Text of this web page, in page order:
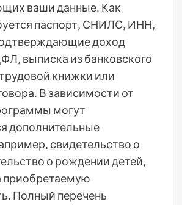
ваши данные․ Как
паспорт‚ СНИЛС‚ ИНН‚
доход
выписка из банковского
трудовой книжки или
В зависимости от
могут
дополнительные
свидетельство о
о рождении детей‚
приобретаемую
Полный перечень